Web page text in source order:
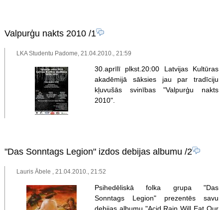
Valpurģu nakts 2010/1
LKA Studentu Padome, 21.04.2010., 21:59
30.aprīlī plkst.20:00 Latvijas Kultūras
akadēmijā sāksies jau par tradīciju
kļuvušās svinības "Valpurģu nakts
2010".
"Das Sonntags Legion" izdos debijas albumu /2
Lauris Ābele , 21.04.2010., 21:52
Psihedēliskā folka grupa "Das
Sonntags Legion" prezentēs savu
debijas albumu "Acid Rain Will Eat Our